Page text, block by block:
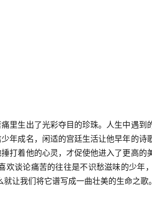
里生出了光彩夺目的珍珠。人生中遇到
年成名，闲适的宫廷生活让他早年的诗
打着他的心灵，才促使他进入了更高的
欢谈论痛苦的往往是不识愁滋味的少年
让我们将它谱写成一曲壮美的生命之歌。